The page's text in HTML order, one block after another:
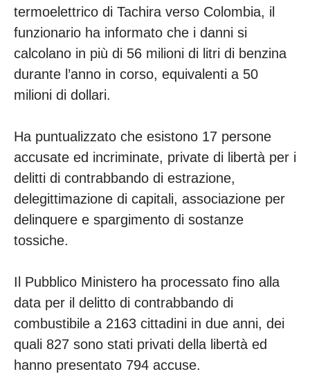
termoelettrico di Tachira verso Colombia, il
funzionario ha informato che i danni si
calcolano in più di 56 milioni di litri di benzina
durante l’anno in corso, equivalenti a 50
milioni di dollari.
Ha puntualizzato che esistono 17 persone
accusate ed incriminate, private di libertà per i
delitti di contrabbando di estrazione,
delegittimazione di capitali, associazione per
delinquere e spargimento di sostanze
tossiche.
Il Pubblico Ministero ha processato fino alla
data per il delitto di contrabbando di
combustibile a 2163 cittadini in due anni, dei
quali 827 sono stati privati della libertà ed
hanno presentato 794 accuse.